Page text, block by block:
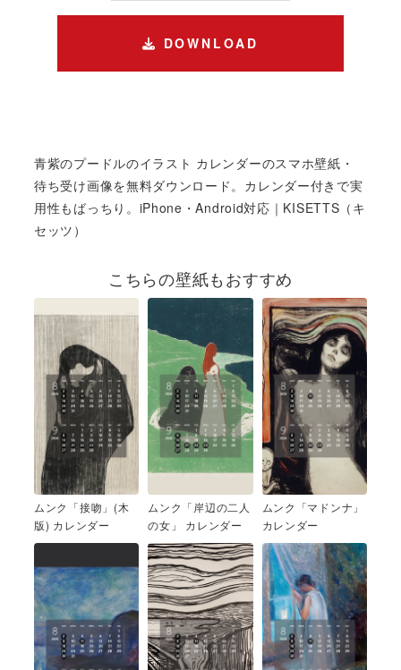
DOWNLOAD
青紫のプードルのイラスト カレンダーのスマホ壁紙・
待ち受け画像を無料ダウンロード。カレンダー付きで実
用性もばっちり。iPhone・Android対応｜KISETTS（キ
セッツ）
こちらの壁紙もおすすめ
ムンク「接吻」(木
版) カレンダー
ムンク「岸辺の二人
の女」 カレンダー
ムンク「マドンナ」
カレンダー